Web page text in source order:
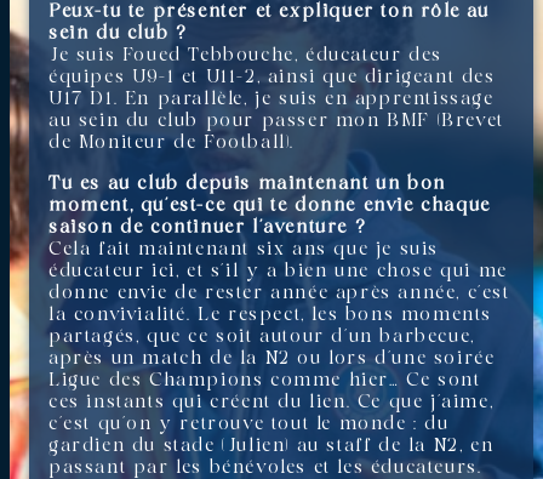
Peux-tu te présenter et expliquer ton rôle au
sein du club ?
Je suis Foued Tebbouche, éducateur des
équipes U9-1 et U11-2, ainsi que dirigeant des
U17 D1. En parallèle, je suis en apprentissage
au sein du club pour passer mon BMF (Brevet
de Moniteur de Football).
Tu es au club depuis maintenant un bon
moment, qu’est-ce qui te donne envie chaque
saison de continuer l’aventure ?
Cela fait maintenant six ans que je suis
éducateur ici, et s’il y a bien une chose qui me
donne envie de rester année après année, c’est
la convivialité. Le respect, les bons moments
partagés, que ce soit autour d’un barbecue,
après un match de la N2 ou lors d’une soirée
Ligue des Champions comme hier… Ce sont
ces instants qui créent du lien. Ce que j’aime,
c’est qu’on y retrouve tout le monde : du
gardien du stade (Julien) au staff de la N2, en
passant par les bénévoles et les éducateurs.